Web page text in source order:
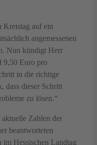
auf ein
angemessenen
Nun kündigt Herr
9,50 Euro pro
in die richtige
dass dieser Schritt
zu lösen.“
Zahlen der
beantworteten
Hessischen Landtag